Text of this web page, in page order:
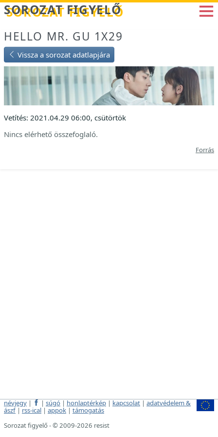
Betöltés...
SOROZAT FIGYELŐ
HELLO MR. GU 1X29
Vissza a sorozat adatlapjára
Vetítés: 2021.04.29 06:00, csütörtök
Nincs elérhető összefoglaló.
Forrás
névjegy | | súgó | honlaptérkép | kapcsolat | adatvédelem &
ászf | rss-ical | appok | támogatás
Sorozat figyelő - © 2009-2026 resist